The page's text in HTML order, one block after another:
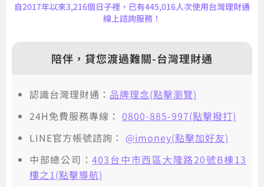
自2017年以來3,216個日子裡，已有445,016人次使用台灣理財通
線上諮詢服務！
陪伴，貸您渡過難關-台灣理財通
認識台灣理財通： 品牌理念(點擊瀏覽)
24H免費服務專線： 0800-885-997(點擊撥打)
LINE官方帳號諮詢： @imoney(點擊加好友)
中部總公司：403台中市西區大隆路20號B棟13
樓之1(點擊導航)